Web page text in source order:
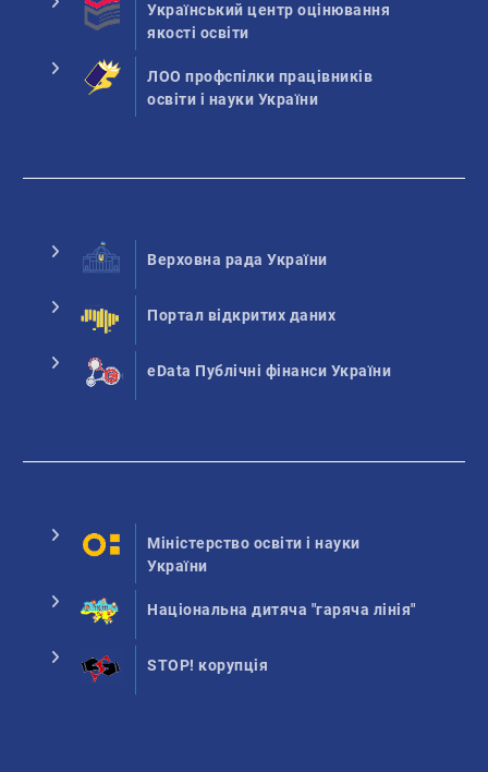
Український центр оцінювання
якості освіти
ЛОО профспілки працівників
освіти і науки України
Верховна рада України
Портал відкритих даних
eData Публічні фінанси України
Міністерство освіти і науки
України
Національна дитяча "гаряча лінія"
STOP! корупція